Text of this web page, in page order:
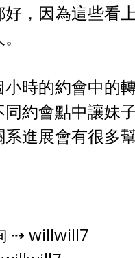
，因為這些看
時的約會中的
約會點中讓妹
進展會有很多幫
⇢ willwill7